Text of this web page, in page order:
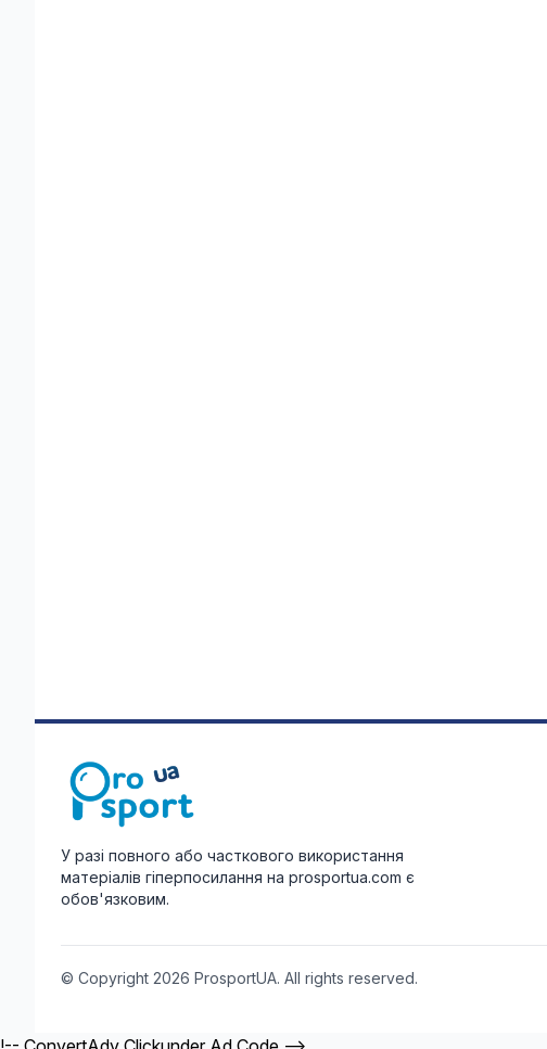
У разі повного або часткового використання
матеріалів гіперпосилання на prosportua.com є
обов'язковим.
© Copyright 2026 ProsportUA. All rights reserved.